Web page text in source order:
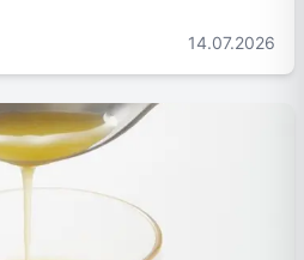
14.07.2026